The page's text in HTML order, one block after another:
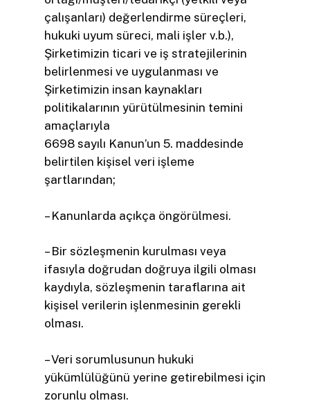
çalışanları) değerlendirme süreçleri,
hukuki uyum süreci, mali işler v.b.),
Şirketimizin ticari ve iş stratejilerinin
belirlenmesi ve uygulanması ve
Şirketimizin insan kaynakları
politikalarının yürütülmesinin temini
amaçlarıyla
6698 sayılı Kanun’un 5. maddesinde
belirtilen kişisel veri işleme
şartlarından;
– Kanunlarda açıkça öngörülmesi.
– Bir sözleşmenin kurulması veya
ifasıyla doğrudan doğruya ilgili olması
kaydıyla, sözleşmenin taraflarına ait
kişisel verilerin işlenmesinin gerekli
olması.
– Veri sorumlusunun hukuki
yükümlülüğünü yerine getirebilmesi için
zorunlu olması.